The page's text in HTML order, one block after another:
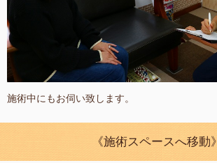
施術中にもお伺い致します。
《施術スペースへ移動》